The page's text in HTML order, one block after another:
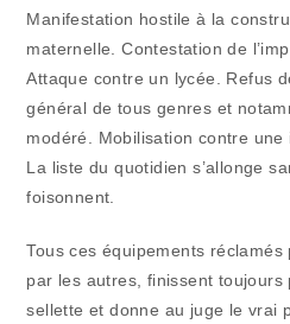
Manifestation hostile à la
maternelle. Contestation de
Attaque contre un lycée. Refus
général de tous genres et
modéré. Mobilisation contre une
La liste du quotidien s’allonge
foisonnent.
Tous ces équipements
par les autres, finissent
sellette et donne au juge le vrai